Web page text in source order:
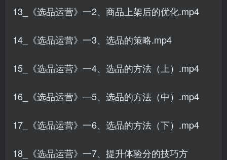
13_《选品运营》一2、商品上架后的优化.mp4
14_《选品运营》一3、选品的策略.mp4
15_《选品运营》一4、选品的方法（上）.mp4
16_《选品运营》—5、选品的方法（中）.mp4
17_《选品运营》一6、选品的方法（下）.mp4
18_《选品运营》一7、提升体验分的技巧方